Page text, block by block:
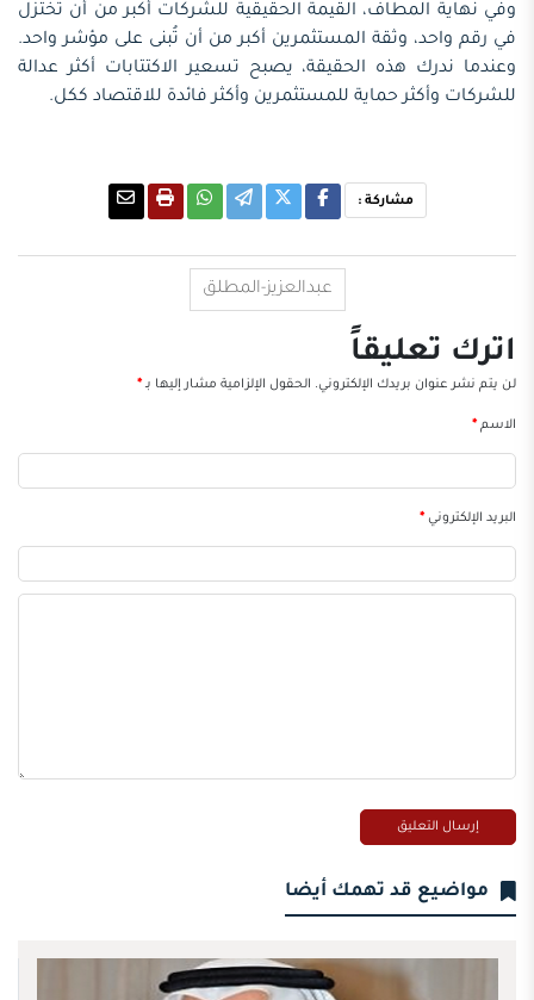
وفي نهاية المطاف، القيمة الحقيقية للشركات أكبر من أن تُختزل
في رقم واحد، وثقة المستثمرين أكبر من أن تُبنى على مؤشر واحد.
وعندما ندرك هذه الحقيقة، يصبح تسعير الاكتتابات أكثر عدالة
للشركات وأكثر حماية للمستثمرين وأكثر فائدة للاقتصاد ككل.
مشاركة :
عبدالعزيز-المطلق
اترك تعليقاً
لن يتم نشر عنوان بريدك الإلكتروني. الحقول الإلزامية مشار إليها بـ*
الاسم*
البريد الإلكتروني*
مواضيع قد تهمك أيضا